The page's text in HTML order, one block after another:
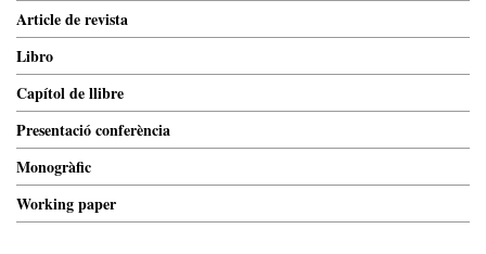
Article de revista
Libro
Capítol de llibre
Presentació conferència
Monogràfic
Working paper